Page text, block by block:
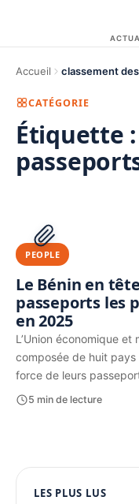
Accueil classement
CATÉGORIE
Étiquette :
PUBLICITÉ
PEOPLE
Le Bénin en
passeports les
en 2025
L’Union économique
composée de huit
force de leurs
5 min de lecture
PUBLICITÉ
LES PLUS LUS